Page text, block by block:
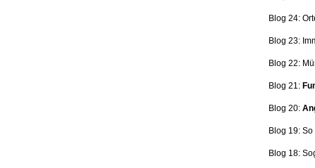
Blog 24:
Blog 23:
Blog 22:
Blog 21:
Blog 20:
Blog 19:
Blog 18: